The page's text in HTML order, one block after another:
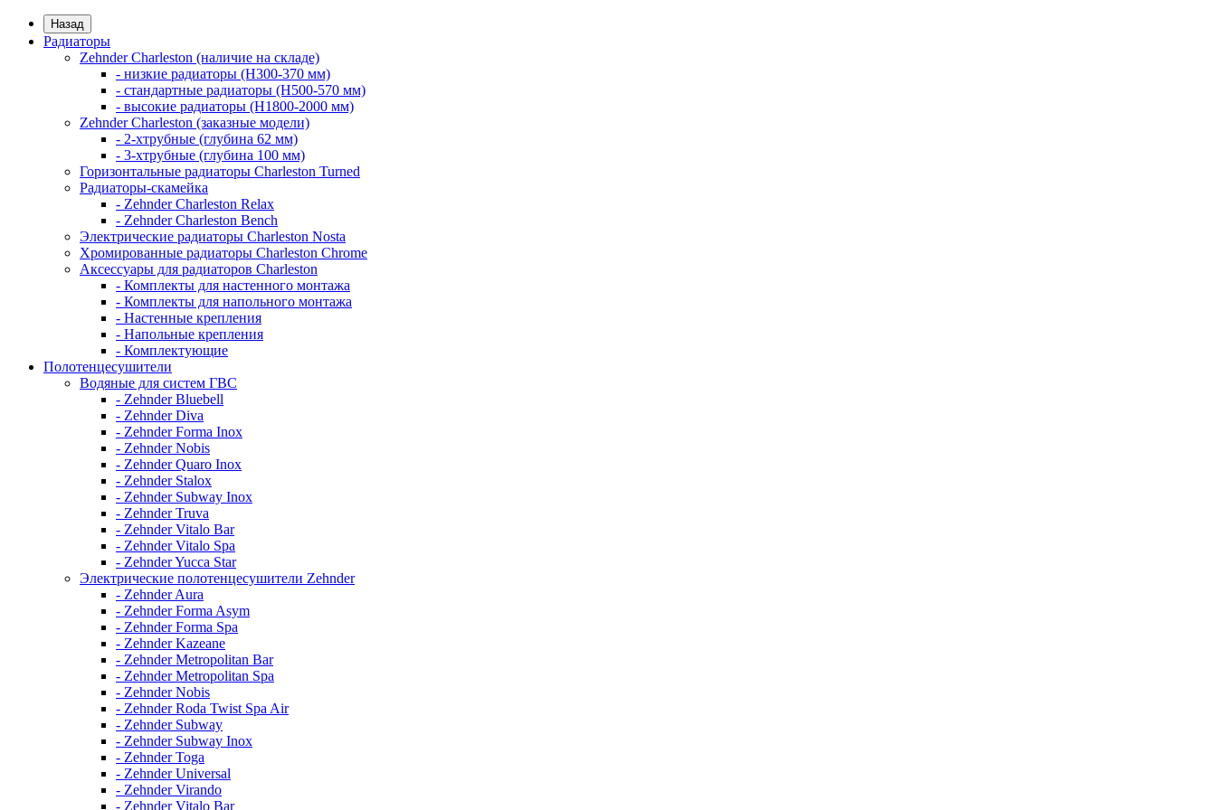
Назад
Радиаторы
Zehnder Charleston (наличие на складе)
- низкие радиаторы (H300-370 мм)
- стандартные радиаторы (H500-570 мм)
- высокие радиаторы (H1800-2000 мм)
Zehnder Charleston (заказные модели)
- 2-хтрубные (глубина 62 мм)
- 3-хтрубные (глубина 100 мм)
Горизонтальные радиаторы Charleston Turned
Радиаторы-скамейка
- Zehnder Charleston Relax
- Zehnder Charleston Bench
Электрические радиаторы Charleston Nosta
Хромированные радиаторы Charleston Chrome
Аксессуары для радиаторов Charleston
- Комплекты для настенного монтажа
- Комплекты для напольного монтажа
- Настенные крепления
- Напольные крепления
- Комплектующие
Полотенцесушители
Водяные для систем ГВС
- Zehnder Bluebell
- Zehnder Diva
- Zehnder Forma Inox
- Zehnder Nobis
- Zehnder Quaro Inox
- Zehnder Stalox
- Zehnder Subway Inox
- Zehnder Truva
- Zehnder Vitalo Bar
- Zehnder Vitalo Spa
- Zehnder Yucca Star
Электрические полотенцесушители Zehnder
- Zehnder Aura
- Zehnder Forma Asym
- Zehnder Forma Spa
- Zehnder Kazeane
- Zehnder Metropolitan Bar
- Zehnder Metropolitan Spa
- Zehnder Nobis
- Zehnder Roda Twist Spa Air
- Zehnder Subway
- Zehnder Subway Inox
- Zehnder Toga
- Zehnder Universal
- Zehnder Virando
- Zehnder Vitalo Bar